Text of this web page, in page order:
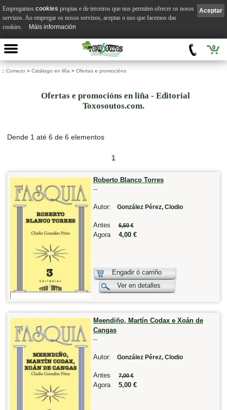
0
:: Comezo > Catálogo en liña > Ofertas e promocións
Ofertas e promocións en liña - Editorial
Toxosoutos.com.
Dende 1 até 6 de 6 elementos
1
Roberto Blanco Torres
--
Autor: González Pérez, Clodio
Antes 6,50 €
Agora 4,00 €
Engadir ó carriño
Ver en detalles
Meendiño, Martín Codax e Xoán de
Cangas
--
Autor: González Pérez, Clodio
Antes 7,00 €
Agora 5,00 €
Aceptar
Empregamos cookies propias e de terceiros que nos permiten ofrecer os nosos
servizos. Ao empregar os nosos servizos, aceptas o uso que facemos das
cookies.
Máis información